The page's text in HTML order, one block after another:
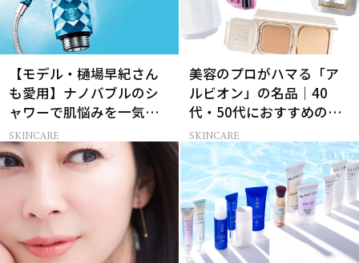
【モデル・樋場早紀さん
も愛用】ナノバブルのシ
ャワーで肌悩みを一気に
解決
SKINCARE
美容のプロがハマる「ア
ルビオン」の名品｜40
代・50代におすすめのベ
スコス受賞コスメ
SKINCARE